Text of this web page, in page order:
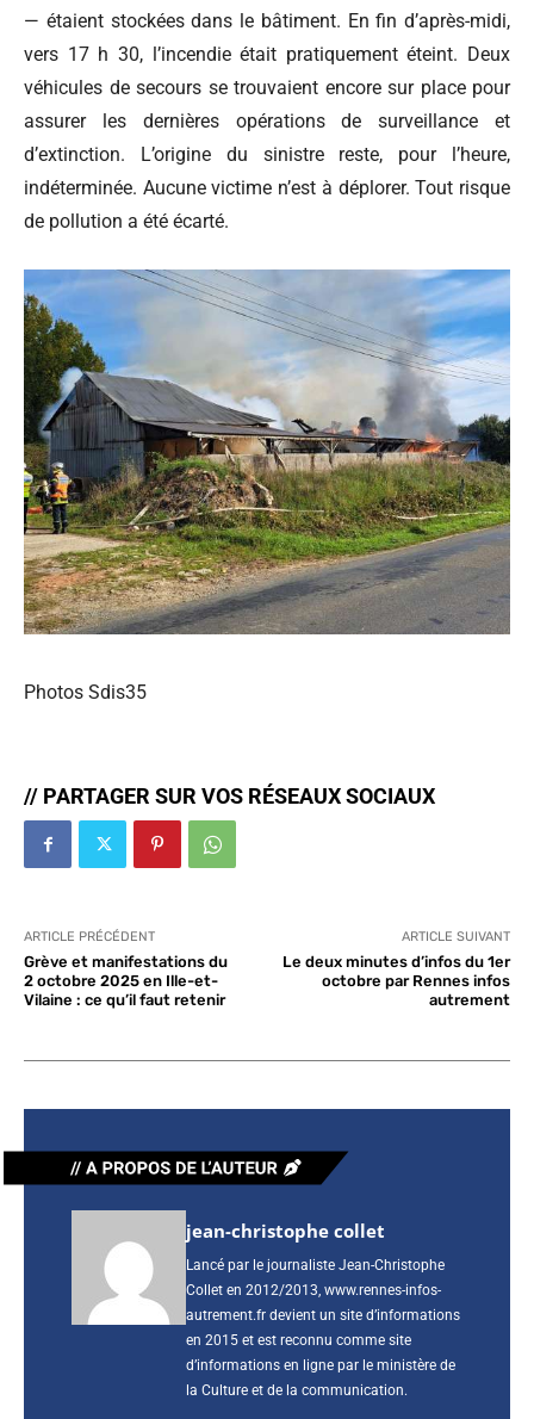
— étaient stockées dans le bâtiment. En fin d’après-midi,
vers 17 h 30, l’incendie était pratiquement éteint. Deux
véhicules de secours se trouvaient encore sur place pour
assurer les dernières opérations de surveillance et
d’extinction. L’origine du sinistre reste, pour l’heure,
indéterminée. Aucune victime n’est à déplorer. Tout risque
de pollution a été écarté.
Photos Sdis35
// PARTAGER SUR VOS RÉSEAUX SOCIAUX
ARTICLE PRÉCÉDENT
Grève et manifestations du
2 octobre 2025 en Ille-et-
Vilaine : ce qu’il faut retenir
ARTICLE SUIVANT
Le deux minutes d’infos du 1er
octobre par Rennes infos
autrement
jean-christophe collet
Lancé par le journaliste Jean-Christophe
Collet en 2012/2013, www.rennes-infos-
autrement.fr devient un site d’informations
en 2015 et est reconnu comme site
d’informations en ligne par le ministère de
la Culture et de la communication.